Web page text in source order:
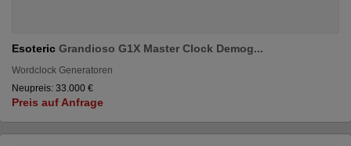
Esoteric Grandioso G1X Master Clock Demog...
Wordclock Generatoren
Neupreis: 33.000 €
Preis auf Anfrage